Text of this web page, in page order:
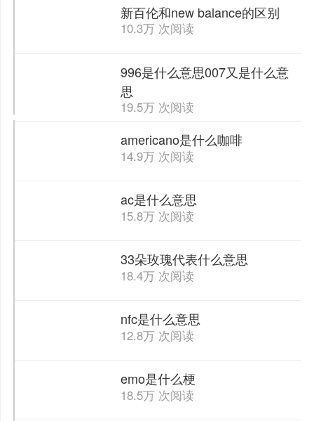
新百伦和new balance的区别
10.3万 次阅读
996是什么意思007又是什么意
思
19.5万 次阅读
americano是什么咖啡
14.9万 次阅读
ac是什么意思
15.8万 次阅读
33朵玫瑰代表什么意思
18.4万 次阅读
nfc是什么意思
12.8万 次阅读
emo是什么梗
18.5万 次阅读